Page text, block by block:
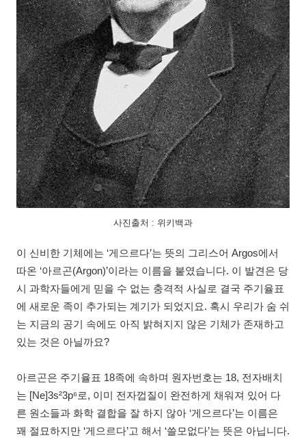
사진출처 : 위키백과
이 신비한 기체에는 ‘게으르다’는 뜻의 그리스어 Argos에서
따온 ‘아르곤(Argon)’이라는 이름을 붙였습니다. 이 발견은 당
시 과학자들에게 믿을 수 없는 충격적 사실로 결국 주기율표
에 새로운 족이 추가되는 계기가 되었지요. 혹시 우리가 숨 쉬
는 지금의 공기 속에도 아직 밝혀지지 않은 기체가 존재하고
있는 것은 아닐까요?
아르곤은 주기율표 18족에 속하며 원자번호는 18, 전자배치
는 [Ne]3s²3p⁶로, 이미 전자껍질이 완전하게 채워져 있어 다
른 원소들과 화학 결합을 잘 하지 않아 ‘게으르다’는 이름은
꽤 절묘하지만 ‘게으르다’고 해서 ‘쓸모없다’는 뜻은 아닙니다.